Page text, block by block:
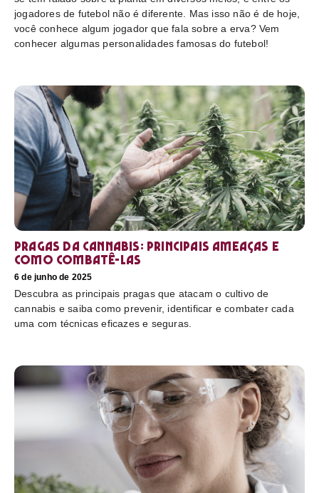
jogadores de futebol não é diferente. Mas isso não é de hoje,
você conhece algum jogador que fala sobre a erva? Vem
conhecer algumas personalidades famosas do futebol!
Pragas da cannabis: Principais ameaças e
como combatê-las
6 de junho de 2025
Descubra as principais pragas que atacam o cultivo de
cannabis e saiba como prevenir, identificar e combater cada
uma com técnicas eficazes e seguras.